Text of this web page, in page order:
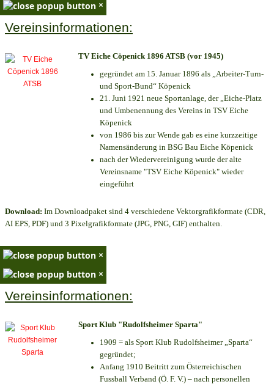
×
Vereinsinformationen:
TV Eiche Cöpenick 1896 ATSB (vor 1945)
gegründet am 15. Januar 1896 als „Arbeiter-Turn-
und Sport-Bund“ Köpenick
21. Juni 1921 neue Sportanlage, der „Eiche-Platz
und Umbenennung des Vereins in TSV Eiche
Köpenick
von 1986 bis zur Wende gab es eine kurzzeitige
Namensänderung in BSG Bau Eiche Köpenick
nach der Wiedervereinigung wurde der alte
Vereinsname "TSV Eiche Köpenick" wieder
eingeführt
Download: Im Downloadpaket sind 4 verschiedene Vektorgrafikformate (CDR,
AI EPS, PDF) und 3 Pixelgrafikformate (JPG, PNG, GIF) enthalten.
×
×
Vereinsinformationen:
Sport Klub "Rudolfsheimer Sparta"
1909 = als Sport Klub Rudolfsheimer „Sparta“
gegründet;
Anfang 1910 Beitritt zum Österreichischen
Fussball Verband (Ö. F. V.) – nach personellen